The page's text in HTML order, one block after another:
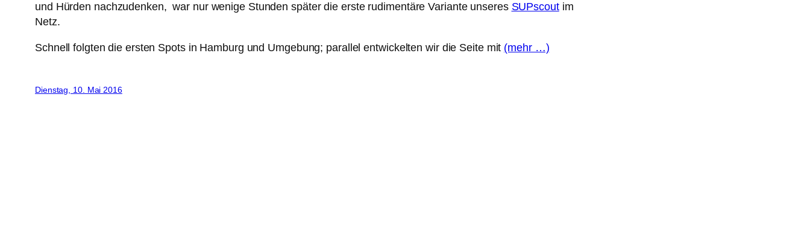
und Hürden nachzudenken, war nur wenige Stunden später die erste rudimentäre Variante unseres SUPscoutim
Netz.
Schnell folgten die ersten Spots in Hamburg und Umgebung; parallel entwickelten wir die Seite mit (mehr …)
Dienstag, 10. Mai 2016